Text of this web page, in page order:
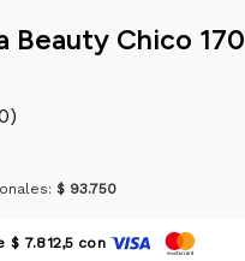
Beauty Chico
)
$ 93.750
$ 7.812,5 con